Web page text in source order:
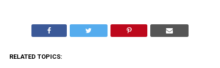
RELATED TOPICS: